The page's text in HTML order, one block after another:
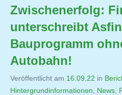
Lobau
–
Natur
statt
Beton"
Zwischenerfolg:
unterschreibt
Bauprogramm
Autobahn!
Veröffentlicht am 16.09.22 von
Jutta
in
Hintergrundinformationen
News